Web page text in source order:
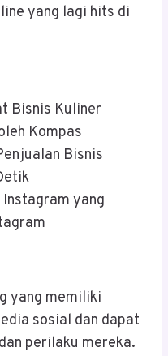
yang lagi hits di
Bisnis Kuliner
Kompas
Bisnis
yang
yang memiliki
sosial dan dapat
perilaku mereka.